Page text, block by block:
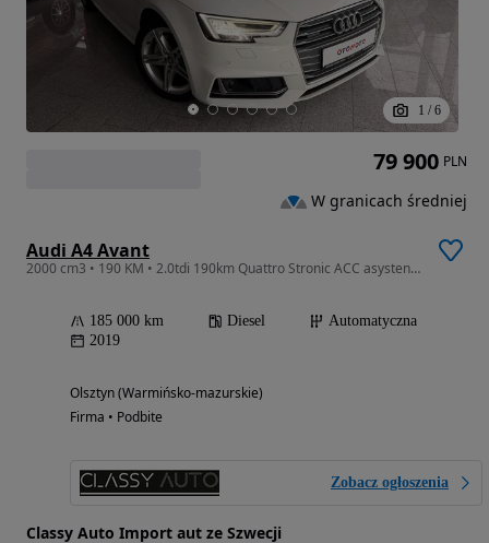
1 / 6
Audi A4 Avant
2000 cm3 • 190 KM • 2.0tdi 190km Quattro Stronic ACC asystent pasa FullLED Salon AUDI
185 000 km Diesel
Automatyczna
2019
Olsztyn (Warmińsko-mazurskie)
Firma • Podbite
Zobacz ogłoszenia
Classy Auto Import aut ze Szwecji
79 900 PLN
W granicach średniej